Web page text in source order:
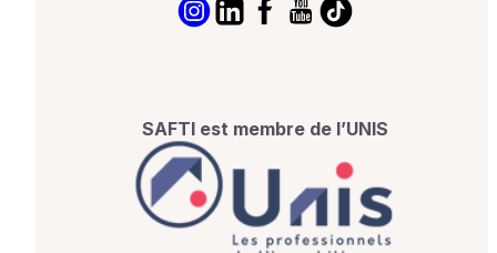
SAFTI est membre de l’UNIS